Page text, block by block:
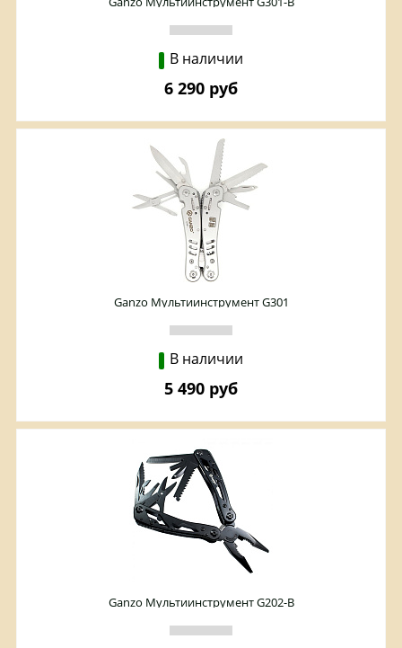
В наличии
6 290 руб
Ganzo Мультиинструмент G301
В наличии
5 490 руб
Ganzo Мультиинструмент G202-B